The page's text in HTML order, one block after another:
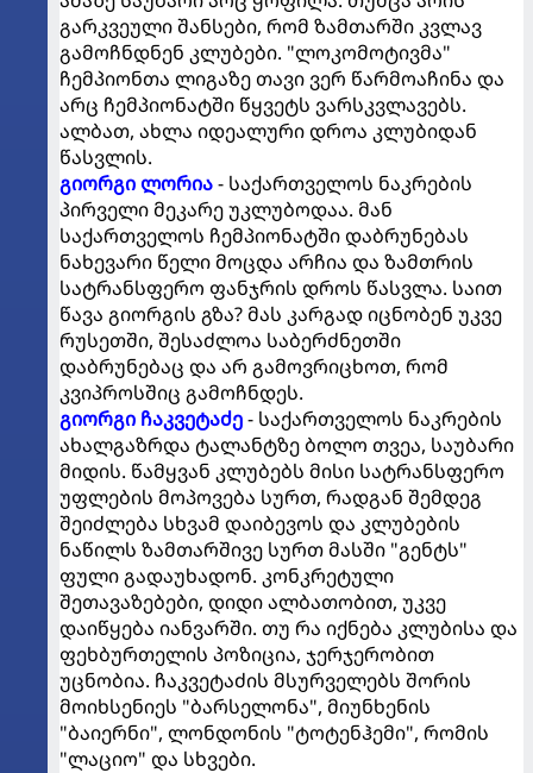
გარკვეული შანსები, რომ ზამთარში კვლავ
გამოჩნდნენ კლუბები. "ლოკომოტივმა"
ჩემპიონთა ლიგაზე თავი ვერ წარმოაჩინა და
არც ჩემპიონატში წყვეტს ვარსკვლავებს.
ალბათ, ახლა იდეალური დროა კლუბიდან
წასვლის.
გიორგი ლორია- საქართველოს ნაკრების
პირველი მეკარე უკლუბოდაა. მან
საქართველოს ჩემპიონატში დაბრუნებას
ნახევარი წელი მოცდა არჩია და ზამთრის
სატრანსფერო ფანჯრის დროს წასვლა. საით
წავა გიორგის გზა? მას კარგად იცნობენ უკვე
რუსეთში, შესაძლოა საბერძნეთში
დაბრუნებაც და არ გამოვრიცხოთ, რომ
კვიპროსშიც გამოჩნდეს.
გიორგი ჩაკვეტაძე- საქართველოს ნაკრების
ახალგაზრდა ტალანტზე ბოლო თვეა, საუბარი
მიდის. წამყვან კლუბებს მისი სატრანსფერო
უფლების მოპოვება სურთ, რადგან შემდეგ
შეიძლება სხვამ დაიბევოს და კლუბების
ნაწილს ზამთარშივე სურთ მასში "გენტს"
ფული გადაუხადონ. კონკრეტული
შეთავაზებები, დიდი ალბათობით, უკვე
დაიწყება იანვარში. თუ რა იქნება კლუბისა და
ფეხბურთელის პოზიცია, ჯერჯერობით
უცნობია. ჩაკვეტაძის მსურველებს შორის
მოიხსენიეს "ბარსელონა", მიუნხენის
"ბაიერნი", ლონდონის "ტოტენჰემი", რომის
"ლაციო" და სხვები.